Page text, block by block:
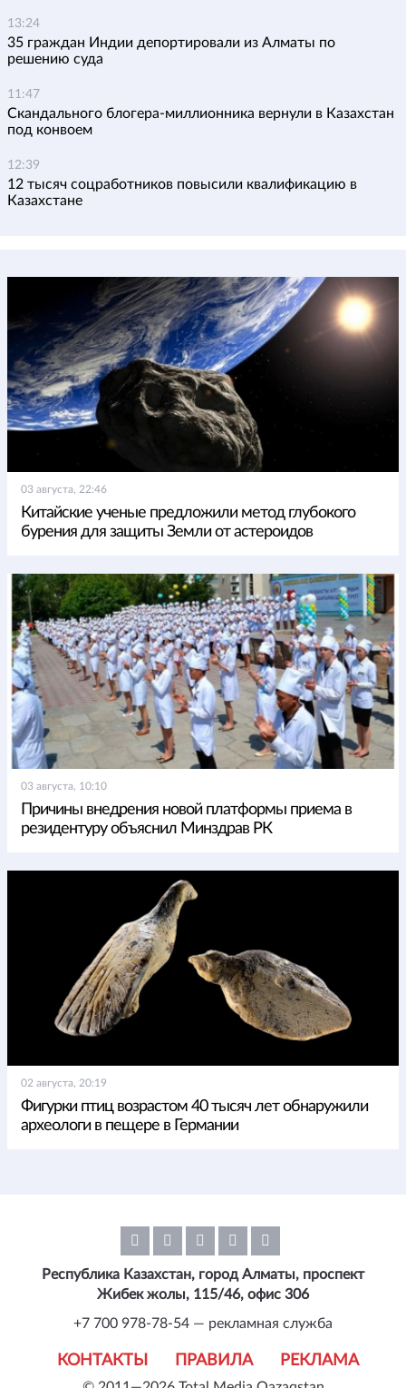
13:24
35 граждан Индии депортировали из Алматы по
решению суда
11:47
Скандального блогера-миллионника вернули в Казахстан
под конвоем
12:39
12 тысяч соцработников повысили квалификацию в
Казахстане
03 августа, 22:46
Китайские ученые предложили метод глубокого
бурения для защиты Земли от астероидов
03 августа, 10:10
Причины внедрения новой платформы приема в
резидентуру объяснил Минздрав РК
02 августа, 20:19
Фигурки птиц возрастом 40 тысяч лет обнаружили
археологи в пещере в Германии
КОНТАКТЫ ПРАВИЛА РЕКЛАМА
Республика Казахстан, город Алматы, проспект
Жибек жолы, 115/46, офис 306
+7 700 978-78-54 — рекламная служба